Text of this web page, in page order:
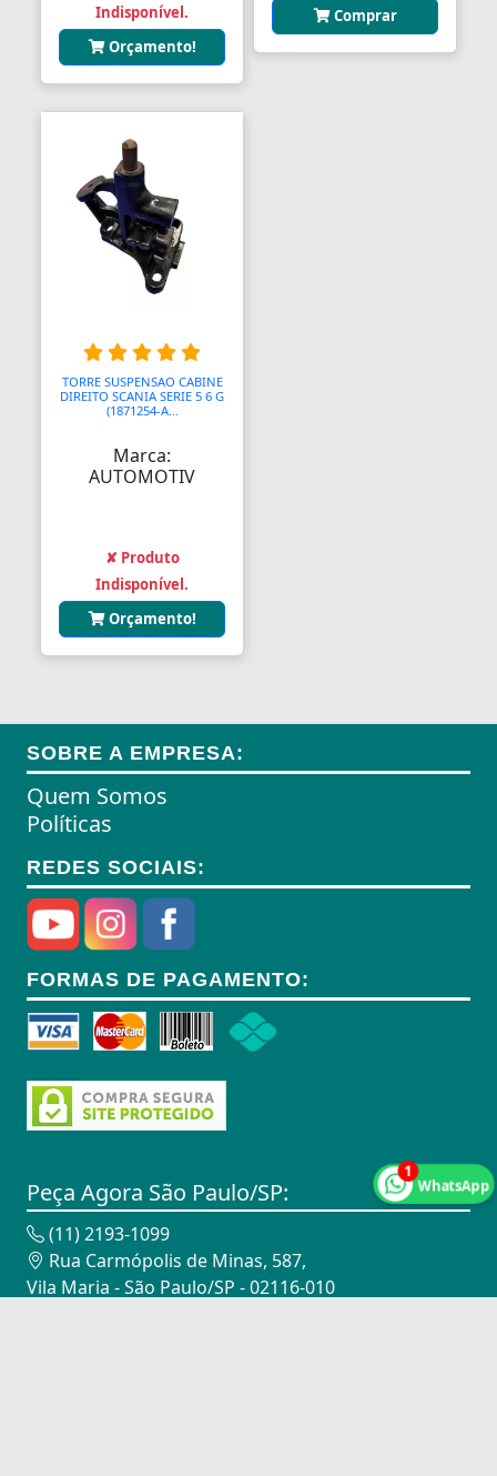
1
WhatsApp
Indisponível.
Orçamento!
Comprar
TORRE SUSPENSAO CABINE
DIREITO SCANIA SERIE 5 6 G
(1871254-A...
Marca:
AUTOMOTIV
✘ Produto
Indisponível.
Orçamento!
SOBRE A EMPRESA:
Quem Somos
Políticas
REDES SOCIAIS:
FORMAS DE PAGAMENTO:
Peça Agora São Paulo/SP:
(11) 2193-1099
Rua Carmópolis de Minas, 587,
Vila Maria - São Paulo/SP - 02116-010